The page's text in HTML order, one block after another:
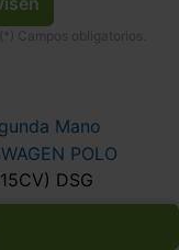
Mano
POLO
DSG